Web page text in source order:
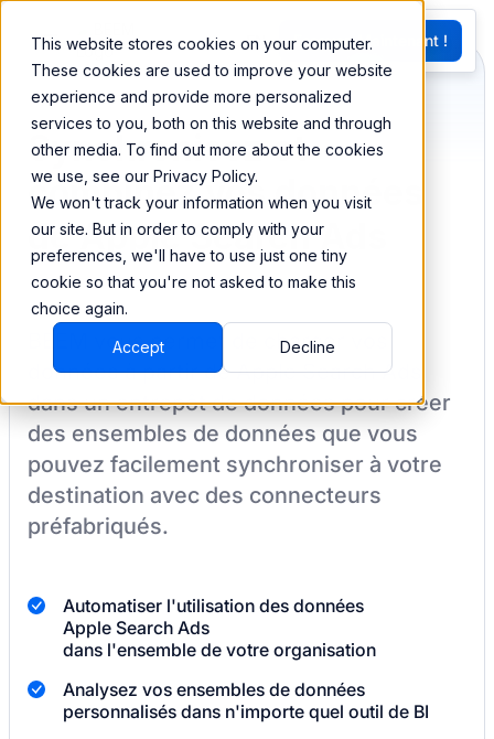
This website stores cookies on your computer.
These cookies are used to improve your website
experience and provide more personalized
services to you, both on this website and through
other media. To find out more about the cookies
we use, see our Privacy Policy.
We won't track your information when you visit
our site. But in order to comply with your
preferences, we'll have to use just one tiny
cookie so that you're not asked to make this
choice again.
Accept Decline
EN
G
Essayez Maintenant !
Synchronisez et
combinez vos données
de Apple Search Ads
BEEM vous permet de charger vos
données à partir deApple Search Ads
dans un entrepôt de données pour créer
des ensembles de données que vous
pouvez facilement synchroniser à votre
destination avec des connecteurs
préfabriqués.
Automatiser l'utilisation des données
Apple Search Ads
dans l'ensemble de votre organisation
Analysez vos ensembles de données
personnalisés dans n'importe quel outil de BI